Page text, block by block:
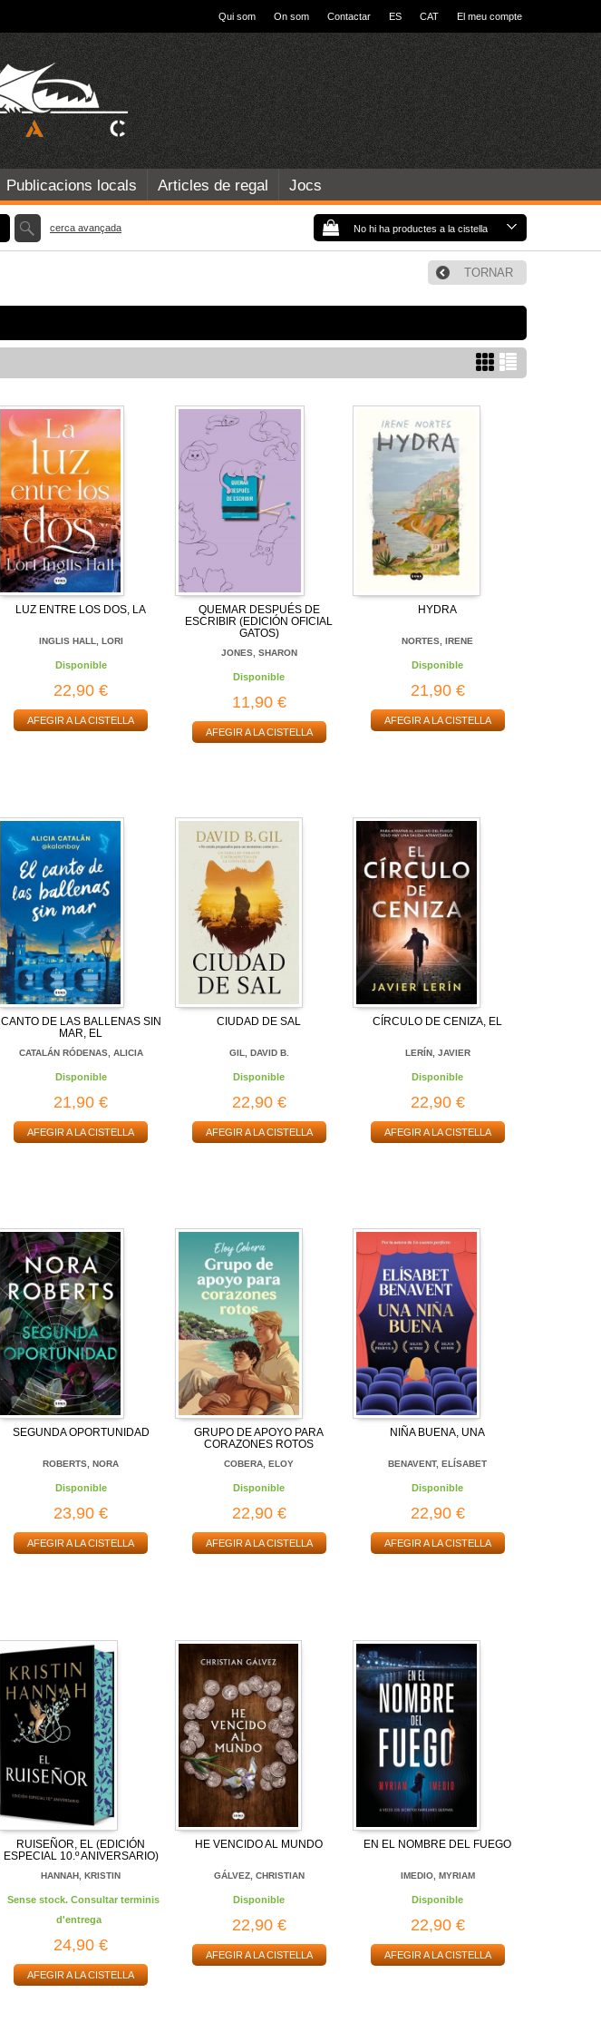
Qui som On som Contactar ES CAT El meu compte
Publicacions locals Articles de regal Jocs
No hi ha productes a la cistella
cerca avançada
TORNAR
LUZ ENTRE LOS DOS, LA
INGLIS HALL, LORI
Disponible
22,90 €
AFEGIR A LA CISTELLA
QUEMAR DESPUÉS DE
ESCRIBIR (EDICIÓN OFICIAL
GATOS)
JONES, SHARON
Disponible
11,90 €
AFEGIR A LA CISTELLA
HYDRA
NORTES, IRENE
Disponible
21,90 €
AFEGIR A LA CISTELLA
CANTO DE LAS BALLENAS SIN
MAR, EL
CATALÁN RÓDENAS, ALICIA
Disponible
21,90 €
AFEGIR A LA CISTELLA
CIUDAD DE SAL
GIL, DAVID B.
Disponible
22,90 €
AFEGIR A LA CISTELLA
CÍRCULO DE CENIZA, EL
LERÍN, JAVIER
Disponible
22,90 €
AFEGIR A LA CISTELLA
SEGUNDA OPORTUNIDAD
ROBERTS, NORA
Disponible
23,90 €
AFEGIR A LA CISTELLA
GRUPO DE APOYO PARA
CORAZONES ROTOS
COBERA, ELOY
Disponible
22,90 €
AFEGIR A LA CISTELLA
NIÑA BUENA, UNA
BENAVENT, ELÍSABET
Disponible
22,90 €
AFEGIR A LA CISTELLA
RUISEÑOR, EL (EDICIÓN
ESPECIAL 10.º ANIVERSARIO)
HANNAH, KRISTIN
Sense stock. Consultar terminis
d'entrega
24,90 €
AFEGIR A LA CISTELLA
HE VENCIDO AL MUNDO
GÁLVEZ, CHRISTIAN
Disponible
22,90 €
AFEGIR A LA CISTELLA
EN EL NOMBRE DEL FUEGO
IMEDIO, MYRIAM
Disponible
22,90 €
AFEGIR A LA CISTELLA